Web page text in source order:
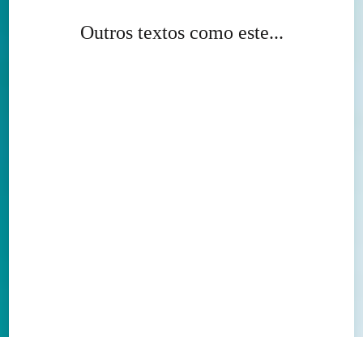
Outros textos como este...